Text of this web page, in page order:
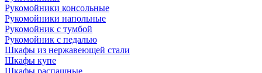
Рукомойники консольные
Рукомойники напольные
Рукомойник с тумбой
Рукомойник с педалью
Шкафы из нержавеющей стали
Шкафы купе
Шкафы распашные